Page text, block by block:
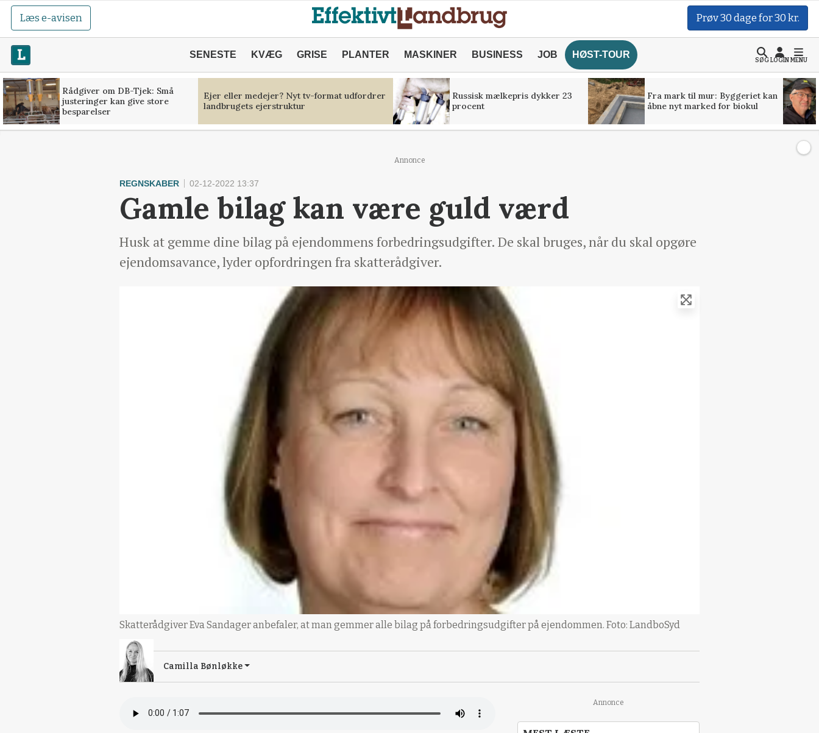
Læs e-avisen Prøv 30 dage for 30 kr.
SENESTE KVÆG GRISE PLANTER MASKINER BUSINESS JOB HØST-TOUR
SØGLOGINMENU
Rådgiver om DB-Tjek: Små
justeringer kan give store
besparelser
Ejer eller medejer? Nyt tv-format udfordrer
landbrugets ejerstruktur
Russisk mælkepris dykker 23
procent
Fra mark til mur: Byggeriet kan
åbne nyt marked for biokul
Annonce
REGNSKABER 02-12-2022 13:37
Gamle bilag kan være guld værd
Husk at gemme dine bilag på ejendommens forbedringsudgifter. De skal bruges, når du skal opgøre
ejendomsavance, lyder opfordringen fra skatterådgiver.
Skatterådgiver Eva Sandager anbefaler, at man gemmer alle bilag på forbedringsudgifter på ejendommen. Foto: LandboSyd
Camilla Bønløkke
Annonce